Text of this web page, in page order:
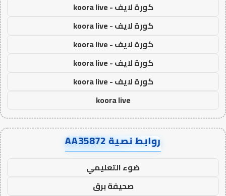
كورة لايف - koora live
كورة لايف - koora live
كورة لايف - koora live
كورة لايف - koora live
كورة لايف - koora live
koora live
روابط نصية AA35872
ضوء التعليمي
صحيفة برق